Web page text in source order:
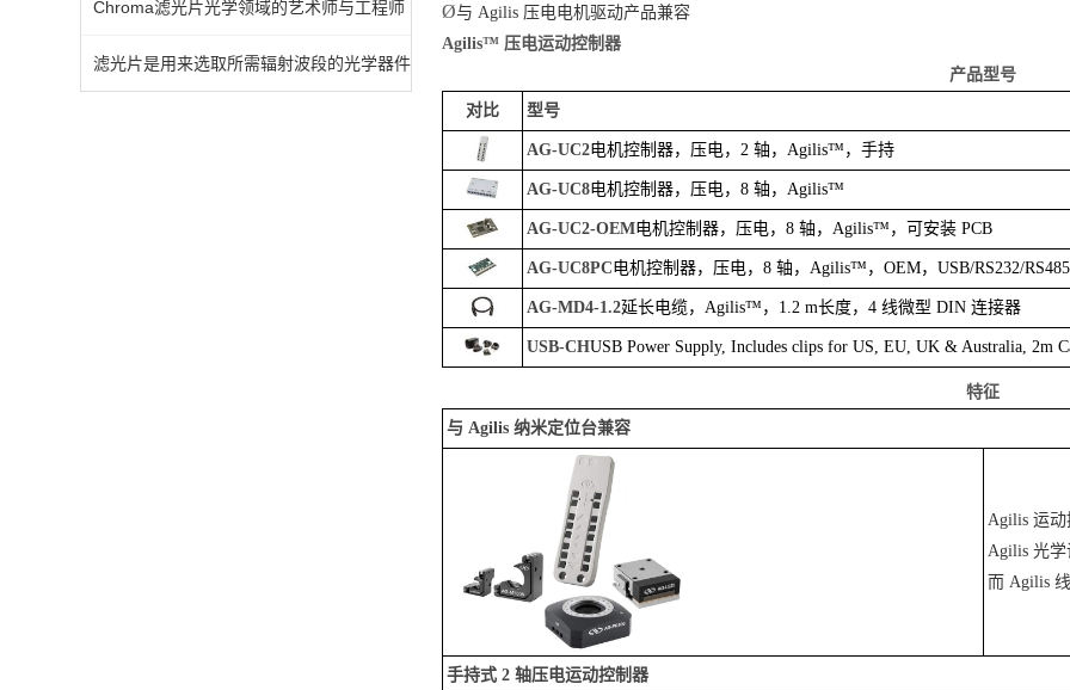
Chroma滤光片光学领域的艺术师与工程师
滤光片是用来选取所需辐射波段的光学器件
Ø与 Agilis 压电电机驱动产品兼容
Agilis™ 压电运动控制器
产品型号
对比
型号
AG-UC2电机控制器，压电，2 轴，Agilis™，手持
AG-UC8电机控制器，压电，8 轴，Agilis™
AG-UC2-OEM电机控制器，压电，8 轴，Agilis™，可安装 PCB
AG-UC8PC电机控制器，压电，8 轴，Agilis™，OEM，USB/RS232/RS485
AG-MD4-1.2延长电缆，Agilis™，1.2 m长度，4 线微型 DIN 连接器
USB-CHUSB Power Supply, Includes clips for US, EU, UK & Australia, 2m
特征
与 Agilis 纳米定位台兼容
Agilis 运动
Agilis 光学
而 Agilis
手持式 2 轴压电运动控制器